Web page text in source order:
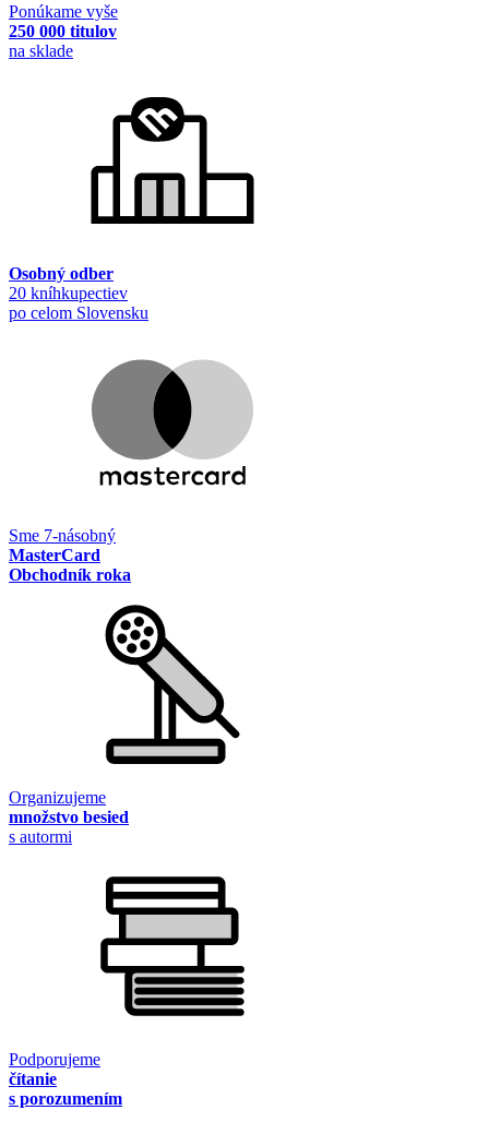
Ponúkame vyše
250 000 titulov
na sklade
Osobný odber
20 kníhkupectiev
po celom Slovensku
Sme 7-násobný
MasterCard
Obchodník roka
Organizujeme
množstvo besied
s autormi
Podporujeme
čítanie
s porozumením